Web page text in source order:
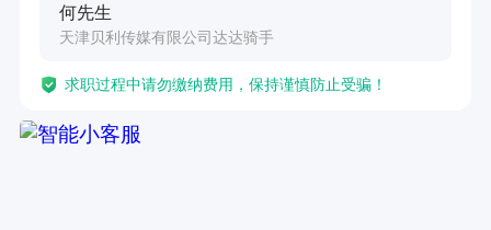
本岗位薪资待遇优厚，多劳多得。认真工作月收入
赚7500+。工作地点在天津市内就近安排，工作轻
松自由，无需早起开会。现只差3人，诚邀有志之
何先生
天津贝利传媒有限公司达达骑手
求职过程中请勿缴纳费用，保持谨慎防止受骗！